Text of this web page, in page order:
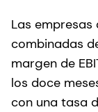
Las
combinadas
margen de
los doce
con una tasa